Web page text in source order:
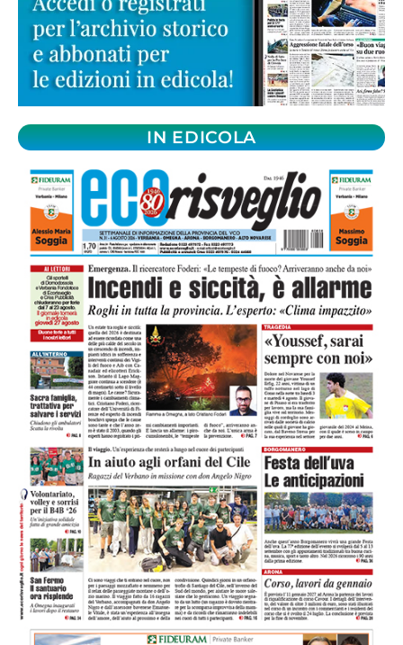
IN EDICOLA